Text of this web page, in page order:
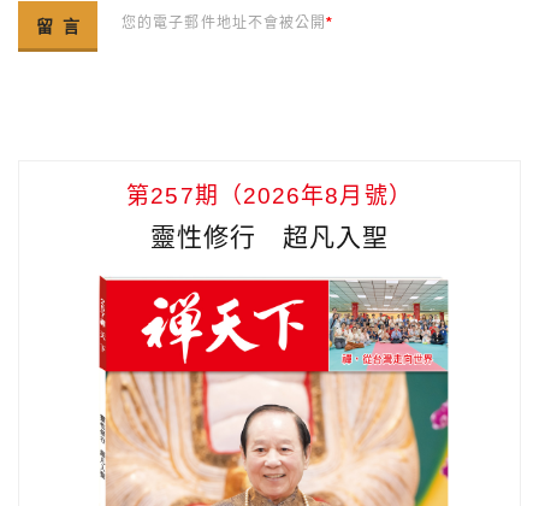
您的電子郵件地址不會被公開*
第257期（2026年8月號）
靈性修行 超凡入聖